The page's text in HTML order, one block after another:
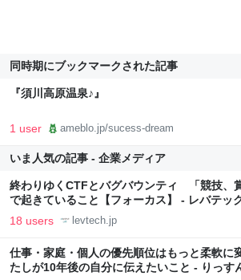
同時期にブックマークされた記事
『須川高原温泉♪』
1 user ameblo.jp/sucess-dream
いま人気の記事 - 企業メディア
終わりゆくCTFとバグバウンティ 「競技、
で起きていること【フォーカス】 - レバテッ
18 users levtech.jp
仕事・家庭・個人の優先順位はもっと柔軟に
たしが10年後の自分に伝えたいこと - りっす